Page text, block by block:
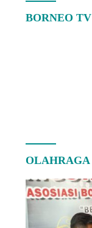
BORNEO TV
OLAHRAGA